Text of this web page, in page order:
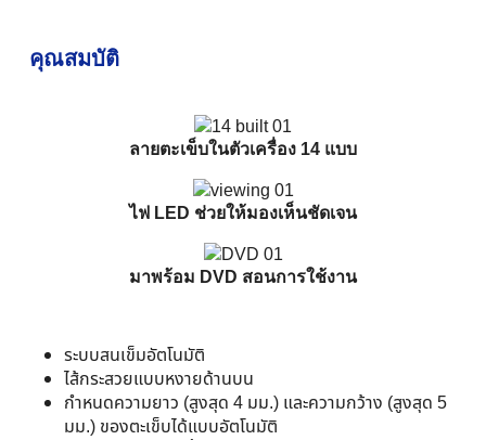
คุณสมบัติ
ลายตะเข็บในตัวเครื่อง 14 แบบ
ไฟ LED ช่วยให้มองเห็นชัดเจน
มาพร้อม DVD สอนการใช้งาน
ระบบสนเข็มอัตโนมัติ
ไส้กระสวยแบบหงายด้านบน
กำหนดความยาว (สูงสุด 4 มม.) และความกว้าง (สูงสุด 5
มม.) ของตะเข็บได้แบบอัตโนมัติ